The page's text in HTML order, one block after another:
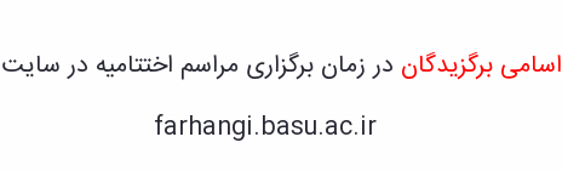
اسامی برگزیدگان در زمان برگزاری مراسم اختتامیه در
farhangi.basu.ac.ir